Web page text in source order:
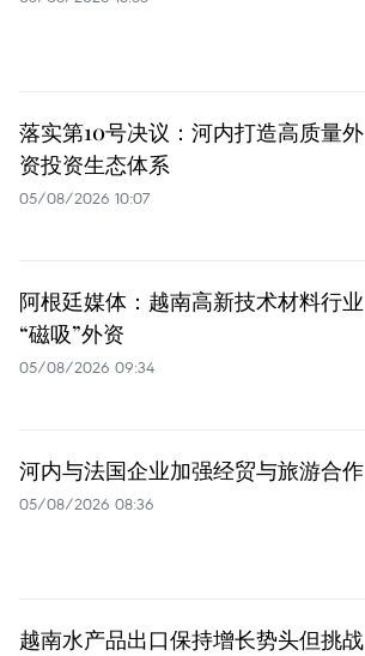
落实第10号决议：河内打造高质量外
资投资生态体系
05/08/2026 10:07
阿根廷媒体：越南高新技术材料行业
“磁吸”外资
05/08/2026 09:34
河内与法国企业加强经贸与旅游合作
05/08/2026 08:36
越南水产品出口保持增长势头但挑战